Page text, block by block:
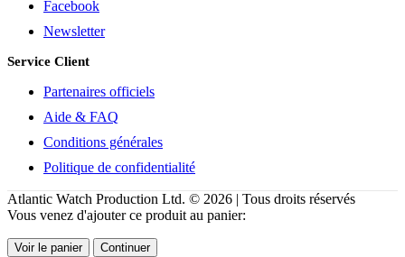
Facebook
Newsletter
Service Client
Partenaires officiels
Aide & FAQ
Conditions générales
Politique de confidentialité
Atlantic Watch Production Ltd. © 2026 | Tous droits réservés
Vous venez d'ajouter ce produit au panier:
Voir le panier Continuer